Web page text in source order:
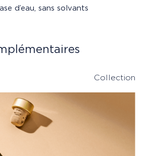
d’eau, sans solvants
Collection